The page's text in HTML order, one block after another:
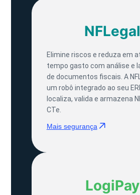
NFLegal
Elimine riscos e reduza em
tempo gasto com análise e
de documentos fiscais. A
um robô integrado ao seu
localiza, valida e armazena
CTe.
Mais segurança
LogiPay